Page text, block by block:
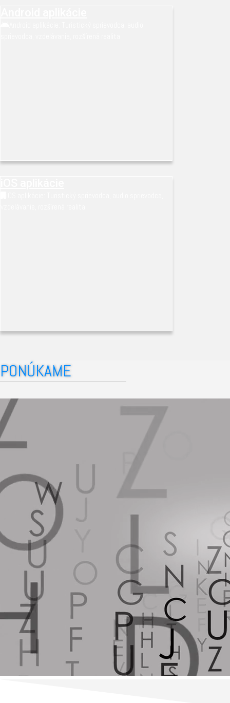
PONÚKAME